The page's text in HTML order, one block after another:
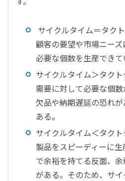
サイクルタイム＝タク
顧客の要望や市場ニー
必要な個数を生産できて
サイクルタイム＞タク
需要に対して必要な個数
欠品や納期遅延の恐れ
ある。
サイクルタイム＜タク
製品をスピーディーに
で余裕を持てる反面、
がある。そのため、サ